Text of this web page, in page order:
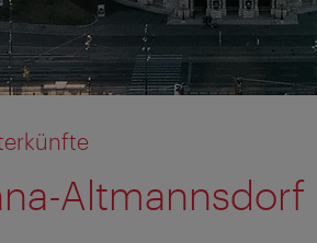
Altmannsdorf